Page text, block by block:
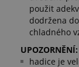
použit
dodržena
chladného
UPOZORNĚNÍ:
hadice je